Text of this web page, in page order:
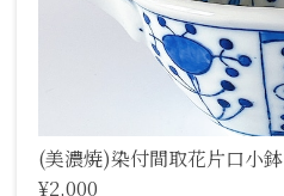
(美濃焼)染付間取花片口小鉢
¥2,000